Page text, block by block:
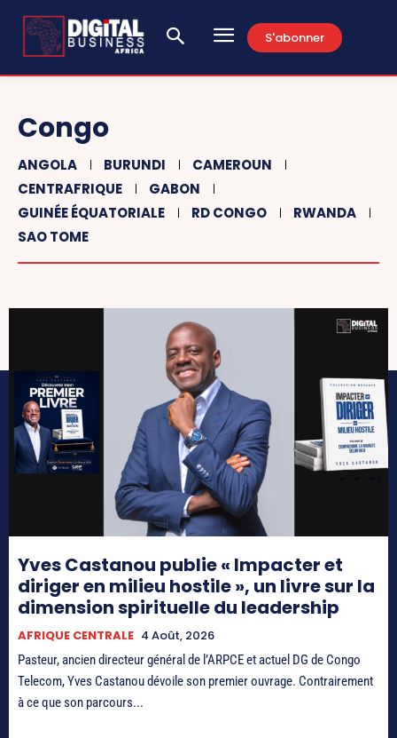
S'abonner
Congo
ANGOLA BURUNDI
CAMEROUN
CENTRAFRIQUE
GABON
GUINÉE ÉQUATORIALE
RD CONGO
RWANDA
SAO TOME
Yves Castanou publie « Impacter et
diriger en milieu hostile », un livre sur la
dimension spirituelle du leadership
AFRIQUE CENTRALE 4 Août, 2026
Pasteur, ancien directeur général de l’ARPCE et actuel DG de Congo
Telecom, Yves Castanou dévoile son premier ouvrage. Contrairement
à ce que son parcours...